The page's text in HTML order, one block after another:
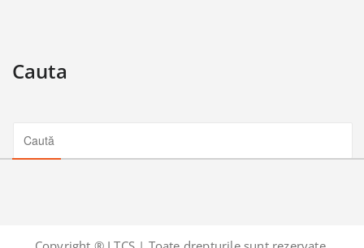
Cauta